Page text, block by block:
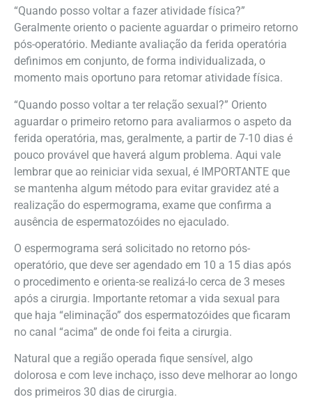
“Quando posso voltar a fazer atividade física?”
Geralmente oriento o paciente aguardar o primeiro retorno
pós-operatório. Mediante avaliação da ferida operatória
definimos em conjunto, de forma individualizada, o
momento mais oportuno para retomar atividade física.
“Quando posso voltar a ter relação sexual?” Oriento
aguardar o primeiro retorno para avaliarmos o aspeto da
ferida operatória, mas, geralmente, a partir de 7-10 dias é
pouco provável que haverá algum problema. Aqui vale
lembrar que ao reiniciar vida sexual, é IMPORTANTE que
se mantenha algum método para evitar gravidez até a
realização do espermograma, exame que confirma a
ausência de espermatozóides no ejaculado.
O espermograma será solicitado no retorno pós-
operatório, que deve ser agendado em 10 a 15 dias após
o procedimento e orienta-se realizá-lo cerca de 3 meses
após a cirurgia. Importante retomar a vida sexual para
que haja “eliminação” dos espermatozóides que ficaram
no canal “acima” de onde foi feita a cirurgia.
Natural que a região operada fique sensível, algo
dolorosa e com leve inchaço, isso deve melhorar ao longo
dos primeiros 30 dias de cirurgia.